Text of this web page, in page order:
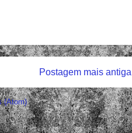
Postagem mais antiga
(Atom)